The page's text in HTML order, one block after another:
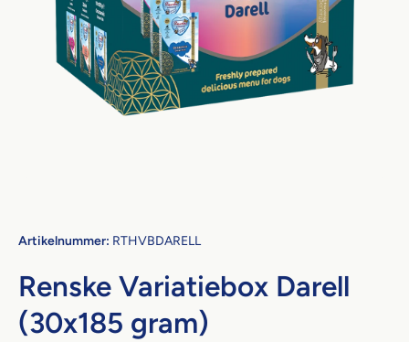
Artikelnummer: RTHVBDARELL
Renske Variatiebox Darell
(30x185 gram)